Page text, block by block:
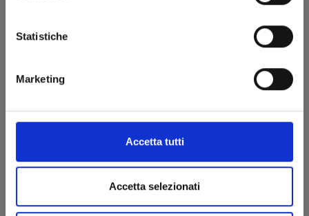
Statistiche
Marketing
Accetta tutti
Accetta selezionati